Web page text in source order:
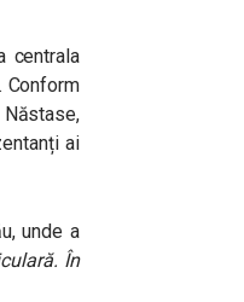
centrala
Conform
ai
unde a
În